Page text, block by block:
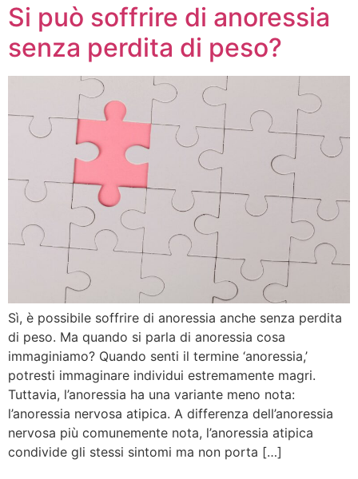
Si può soffrire di anoressia
senza perdita di peso?
Sì, è possibile soffrire di anoressia anche senza perdita
di peso. Ma quando si parla di anoressia cosa
immaginiamo? Quando senti il termine ‘anoressia,’
potresti immaginare individui estremamente magri.
Tuttavia, l’anoressia ha una variante meno nota:
l’anoressia nervosa atipica. A differenza dell’anoressia
nervosa più comunemente nota, l’anoressia atipica
condivide gli stessi sintomi ma non porta […]